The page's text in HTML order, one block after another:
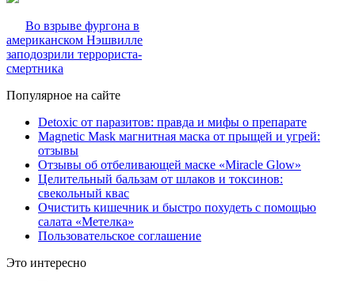
Во взрыве фургона в
американском Нэшвилле
заподозрили террориста-
смертника
Популярное на сайте
Detoxic от паразитов: правда и мифы о препарате
Magnetic Mask магнитная маска от прыщей и угрей:
отзывы
Отзывы об отбеливающей маске «Miracle Glow»
Целительный бальзам от шлаков и токсинов:
свекольный квас
Очистить кишечник и быстро похудеть с помощью
салата «Метелка»
Пользовательское соглашение
Это интересно